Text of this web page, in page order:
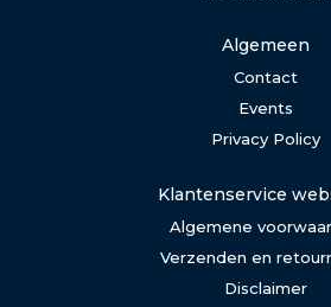
Algemeen
Contact
Events
Privacy Policy
Klantenservice
Algemene
Verzenden en
Disclaimer